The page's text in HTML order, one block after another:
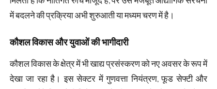
में बदलने की प्रक्रिया अभी शुरुआती या मध्यम चरण में है।
कौशल विकास और युवाओं की भागीदारी
कौशल विकास के क्षेत्र में भी खाद्य प्रसंस्करण को नए अवसर के रूप में
देखा जा रहा है। इस सेक्टर में गुणवत्ता नियंत्रण, फूड सेफ्टी और